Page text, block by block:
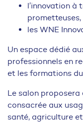
l’innovation à
prometteuses,
les WNE
Un espace dédié
professionnels en
et les formations du
Le salon
consacrée aux
santé, agriculture